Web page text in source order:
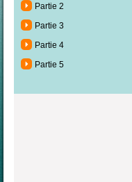
Partie 2
Partie 3
Partie 4
Partie 5